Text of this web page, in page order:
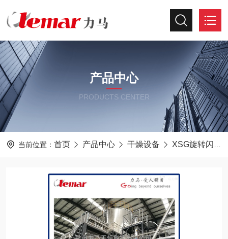
产品中心
PRODUCTS CENTER
当前位置： 首页 产品中心 干燥设备 XSG旋转闪蒸干燥机